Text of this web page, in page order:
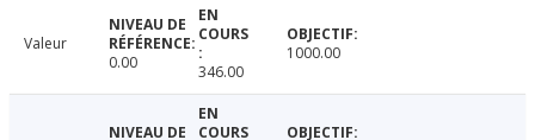
Valeur
0.00
346.00
1000.00